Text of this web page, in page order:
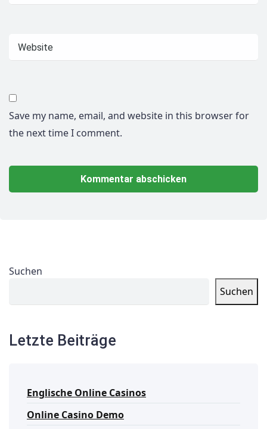
Save my name, email, and website in this browser for
the next time I comment.
Suchen
Suchen
Letzte Beiträge
Englische Online Casinos
Online Casino Demo